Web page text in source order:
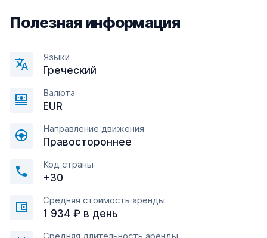
Полезная информация
Языки
Греческий
Валюта
EUR
Направление движения
Правостороннее
Код страны
+30
Средняя стоимость аренды
1 934 ₽ в день